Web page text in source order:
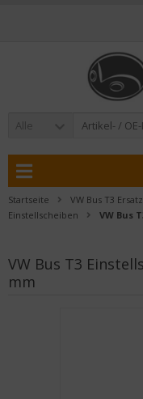
Alle
Startseite VW Bus T3
Einstellscheiben
VW Bus
VW Bus T3
mm